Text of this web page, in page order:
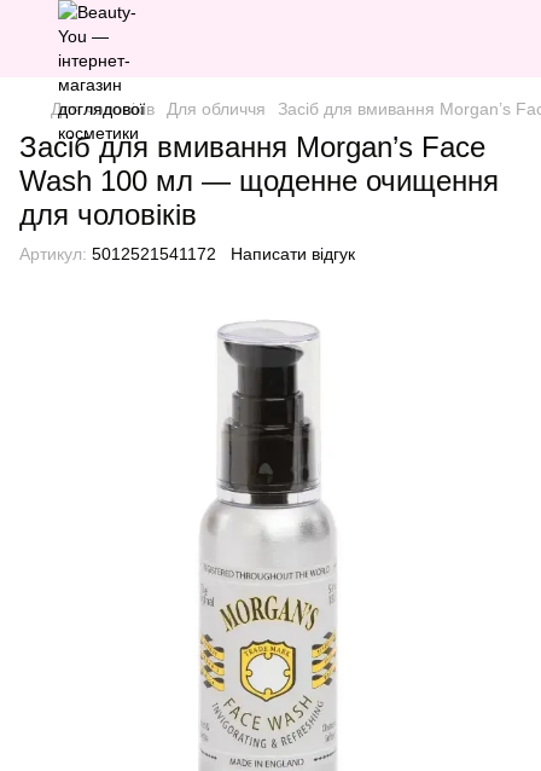
Для чоловіків Для обличчя Засіб для вмивання Morgan’s
Засіб для вмивання Morgan’s Face
Wash 100 мл — щоденне очищення
для чоловіків
Артикул: 5012521541172 Написати відгук